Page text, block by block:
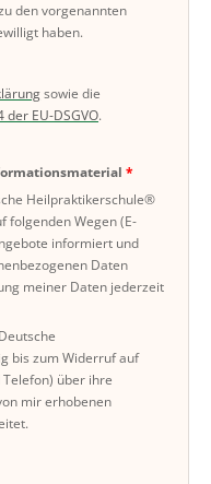
den vorgenannten
haben.
sowie die
EU-DSGVO.
Heilpraktikerschule®
folgenden Wegen (E-
informiert und
Daten
meiner Daten jederzeit
bis zum Widerruf auf
über ihre
mir erhobenen